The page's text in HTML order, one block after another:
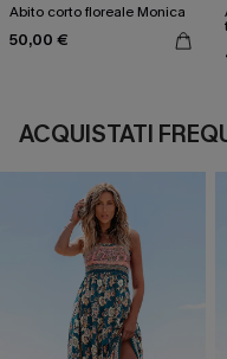
Abito corto floreale Monica
50,00 €
ACQUISTATI